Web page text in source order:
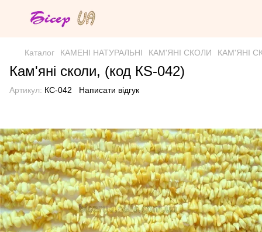
Каталог КАМЕНІ НАТУРАЛЬНІ КАМ'ЯНІ СКОЛИ КАМ'ЯНІ
Кам'яні сколи, (код КS-042)
Артикул: КС-042 Написати відгук